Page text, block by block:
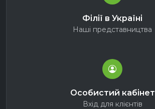
Філії в Україні
Наші представництва
Особистий кабінет
Вхід для клієнтів